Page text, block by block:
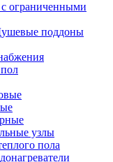
ограниченными
поддоны
узлы
пола